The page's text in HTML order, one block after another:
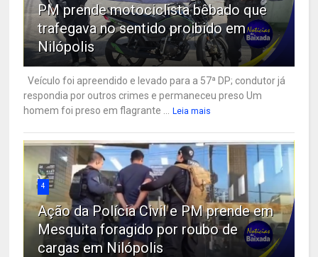
PM prende motociclista bêbado que
trafegava no sentido proibido em
Nilópolis
Veículo foi apreendido e levado para a 57ª DP; condutor já
respondia por outros crimes e permaneceu preso Um
homem foi preso em flagrante ...
Leia mais
4
Ação da Polícia Civil e PM prende em
Mesquita foragido por roubo de
cargas em Nilópolis